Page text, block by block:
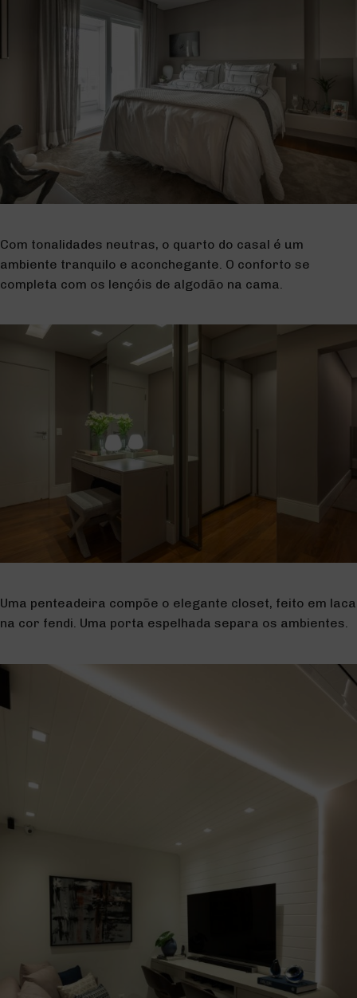
Com tonalidades neutras, o quarto do casal é um
ambiente tranquilo e aconchegante. O conforto se
completa com os lençóis de algodão na cama.
Uma penteadeira compõe o elegante closet, feito em laca
na cor fendi. Uma porta espelhada separa os ambientes.